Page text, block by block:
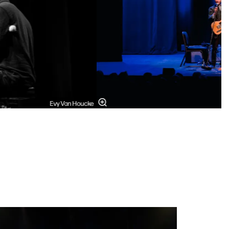
Evy Van Houcke